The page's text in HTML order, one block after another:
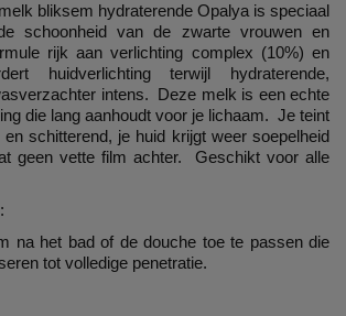
bliksem hydraterende Opalya is speciaal
schoonheid van de zwarte vrouwen en
rijk aan verlichting complex (10%) en
huidverlichting terwijl hydraterende,
intens. Deze melk is een echte
die lang aanhoudt voor je lichaam. Je teint
schitterend, je huid krijgt weer soepelheid
geen vette film achter. Geschikt voor alle
na het bad of de douche toe te passen die
tot volledige penetratie.